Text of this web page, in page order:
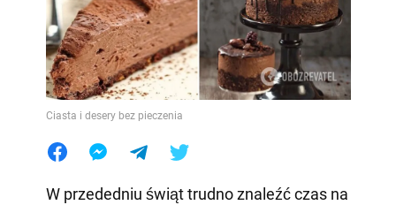
Ciasta i desery bez pieczenia
W przededniu świąt trudno znaleźć czas na